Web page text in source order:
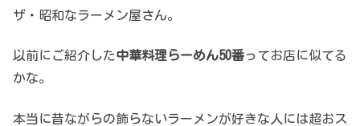
ザ・昭和なラーメン屋さん。
以前にご紹介した中華料理らーめん50番ってお店に似てる
かな。
本当に昔ながらの飾らないラーメンが好きな人には超おス